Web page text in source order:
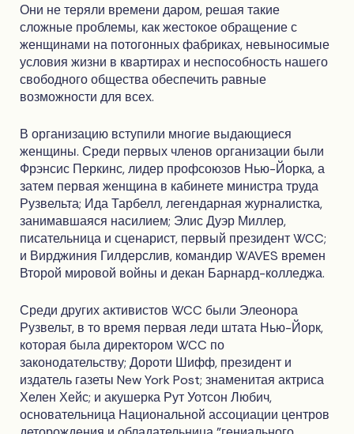
Они не теряли времени даром, решая такие
сложные проблемы, как жестокое обращение с
женщинами на потогонных фабриках, невыносимые
условия жизни в квартирах и неспособность нашего
свободного общества обеспечить равные
возможности для всех.
В организацию вступили многие выдающиеся
женщины. Среди первых членов организации были
Фрэнсис Перкинс, лидер профсоюзов Нью-Йорка, а
затем первая женщина в кабинете министра труда
Рузвельта; Ида Тарбелл, легендарная журналистка,
занимавшаяся насилием; Элис Дуэр Миллер,
писательница и сценарист, первый президент WCC;
и Вирджиния Гилдерслив, командир WAVES времен
Второй мировой войны и декан Барнард-колледжа.
Среди других активистов WCC были Элеонора
Рузвельт, в то время первая леди штата Нью-Йорк,
которая была директором WCC по
законодательству; Дороти Шифф, президент и
издатель газеты New York Post; знаменитая актриса
Хелен Хейс; и акушерка Рут Уотсон Любич,
основательница Национальной ассоциации центров